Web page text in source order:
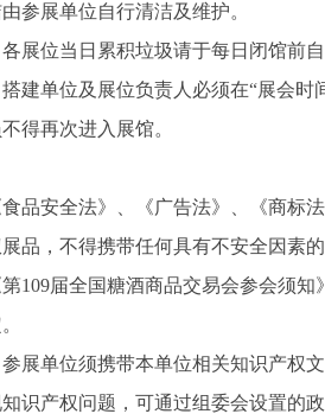
参展单位自行清洁及维护。
各展位当日累积垃圾请于每日闭馆
搭建单位及展位负责人必须在“展会
得再次进入展馆。
食品安全法》、《广告法》、《商
品，不得携带任何具有不安全因素
第109届全国糖酒商品交易会参会须
参展单位须携带本单位相关知识产
识产权问题，可通过组委会设置的